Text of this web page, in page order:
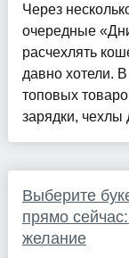
Через
очередные
расчехлять
давно хотели.
топовых
зарядки, чехлы
Выберите
прямо
желание